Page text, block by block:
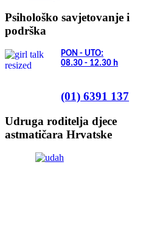
Psihološko savjetovanje i
podrška
PON - UTO:
08.30 - 12.30 h
(01) 6391 137
Udruga roditelja djece
astmatičara Hrvatske